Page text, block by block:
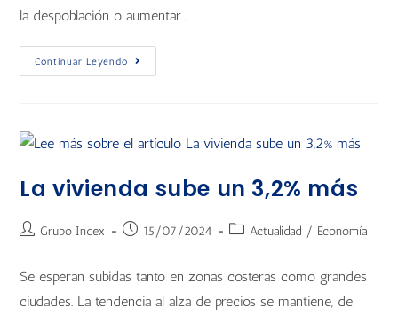
la despoblación o aumentar…
Continuar Leyendo
La vivienda sube un 3,2% más
Grupo Index 15/07/2024 Actualidad / Economía
Se esperan subidas tanto en zonas costeras como grandes
ciudades. La tendencia al alza de precios se mantiene, de